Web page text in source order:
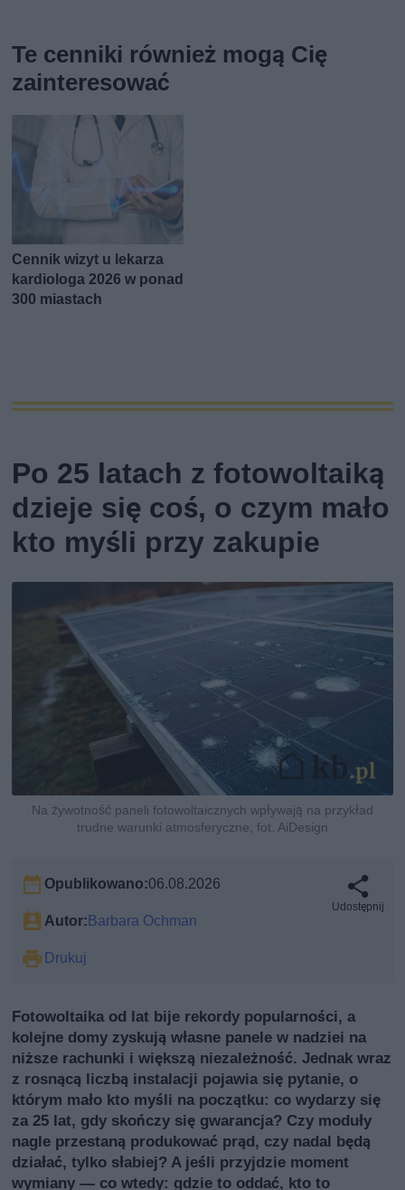
Te cenniki również mogą Cię
zainteresować
Cennik wizyt u lekarza
kardiologa 2026 w ponad
300 miastach
Po 25 latach z fotowoltaiką
dzieje się coś, o czym mało
kto myśli przy zakupie
Na żywotność paneli fotowoltaicznych wpływają na przykład
trudne warunki atmosferyczne, fot. AiDesign
Opublikowano:06.08.2026
Autor: Barbara Ochman
Drukuj
Udostępnij
Fotowoltaika od lat bije rekordy popularności, a
kolejne domy zyskują własne panele w nadziei na
niższe rachunki i większą niezależność. Jednak wraz
z rosnącą liczbą instalacji pojawia się pytanie, o
którym mało kto myśli na początku: co wydarzy się
za 25 lat, gdy skończy się gwarancja? Czy moduły
nagle przestaną produkować prąd, czy nadal będą
działać, tylko słabiej? A jeśli przyjdzie moment
wymiany — co wtedy: gdzie to oddać, kto to